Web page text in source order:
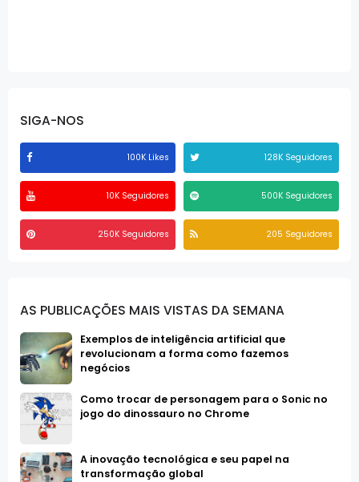
SIGA-NOS
100K Likes 128K Seguidores
10K Seguidores 500K Seguidores
250K Seguidores 205 Seguidores
AS PUBLICAÇÕES MAIS VISTAS DA SEMANA
Exemplos de inteligência artificial que
revolucionam a forma como fazemos
negócios
Como trocar de personagem para o Sonic no
jogo do dinossauro no Chrome
A inovação tecnológica e seu papel na
transformação global